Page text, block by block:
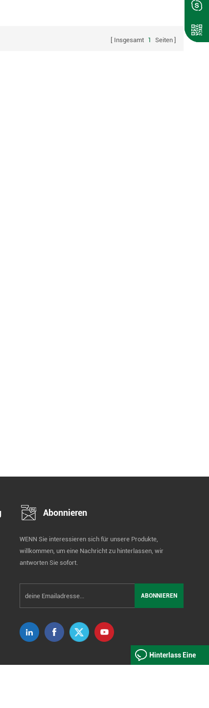
Insgesamt 1 Seiten
Abonnieren
WENN Sie interessieren sich für unsere Produkte,
willkommen, um eine Nachricht zu hinterlassen, wir
antworten Sie sofort.
Hinterlass Eine